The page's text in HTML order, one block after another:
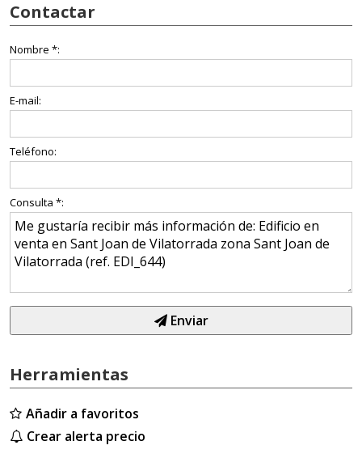
Contactar
Nombre *:
E-mail:
Teléfono:
Consulta *:
Enviar
Herramientas
Añadir a favoritos
Crear alerta precio